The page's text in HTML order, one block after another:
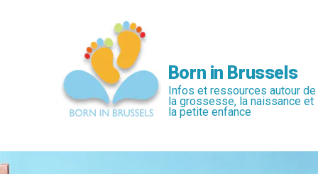
Born in Brussels
Infos et ressources autour de
la grossesse, la naissance et
la petite enfance